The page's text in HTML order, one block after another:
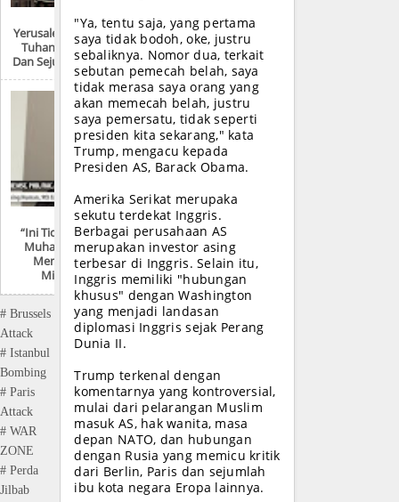
Yerusalem: “Kota Satu
Tuhan, Tiga Agama
Dan Sejuta Pertikaian”
“Ini Tidak Mungkin!
Muhammad Pasti
Menggunakan
Mikroskop”
# Brussels
Attack
# Istanbul
Bombing
# Paris
Attack
# WAR
ZONE
# Perda
Jilbab
"Ya, tentu saja, yang pertama
saya tidak bodoh, oke, justru
sebaliknya. Nomor dua, terkait
sebutan pemecah belah, saya
tidak merasa saya orang yang
akan memecah belah, justru
saya pemersatu, tidak seperti
presiden kita sekarang," kata
Trump, mengacu kepada
Presiden AS, Barack Obama.
Amerika Serikat merupaka
sekutu terdekat Inggris.
Berbagai perusahaan AS
merupakan investor asing
terbesar di Inggris. Selain itu,
Inggris memiliki "hubungan
khusus" dengan Washington
yang menjadi landasan
diplomasi Inggris sejak Perang
Dunia II.
Trump terkenal dengan
komentarnya yang kontroversial,
mulai dari pelarangan Muslim
masuk AS, hak wanita, masa
depan NATO, dan hubungan
dengan Rusia yang memicu kritik
dari Berlin, Paris dan sejumlah
ibu kota negara Eropa lainnya.